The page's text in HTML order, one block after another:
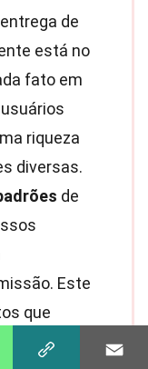
de
está no
fato em
riqueza
diversas.
de
Este
que